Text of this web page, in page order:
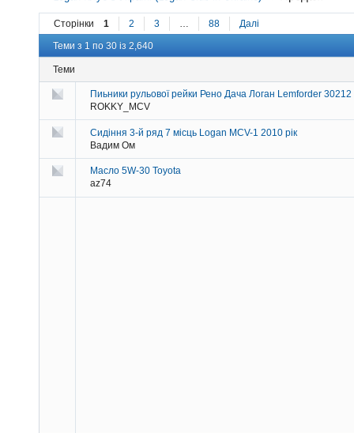
Сторінки 1 2 3 … 88
Далі
Теми з 1 по 30 із 2,640
Теми
Пиьники рульової рейки Рено Дача Логан Lemforder 30212
ROKKY_MCV
Сидіння 3-й ряд 7 місць Logan MCV-1 2010 рік
Вадим Ом
Масло 5W-30 Toyota
az74